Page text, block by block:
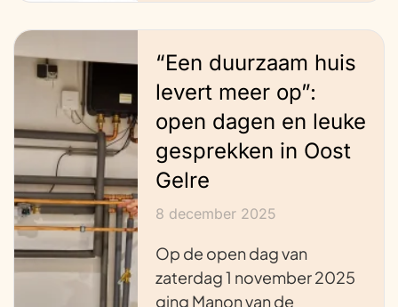
“Een duurzaam huis
levert meer op”:
open dagen en leuke
gesprekken in Oost
Gelre
8 december 2025
Op de open dag van
zaterdag 1 november 2025
ging Manon van de